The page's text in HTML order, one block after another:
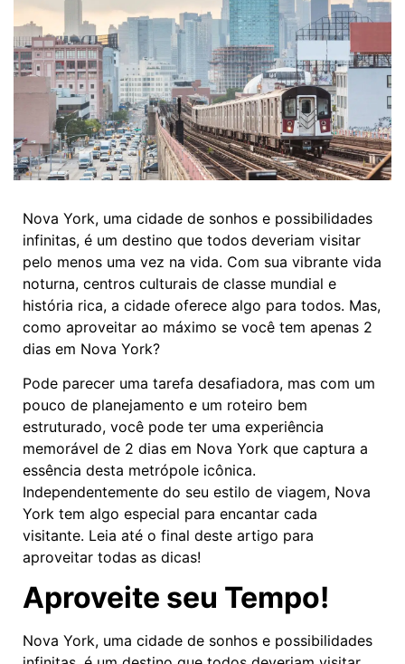
Nova York, uma cidade de sonhos e possibilidades
infinitas, é um destino que todos deveriam visitar
pelo menos uma vez na vida. Com sua vibrante vida
noturna, centros culturais de classe mundial e
história rica, a cidade oferece algo para todos. Mas,
como aproveitar ao máximo se você tem apenas 2
dias em Nova York?
Pode parecer uma tarefa desafiadora, mas com um
pouco de planejamento e um roteiro bem
estruturado, você pode ter uma experiência
memorável de 2 dias em Nova York que captura a
essência desta metrópole icônica.
Independentemente do seu estilo de viagem, Nova
York tem algo especial para encantar cada
visitante. Leia até o final deste artigo para
aproveitar todas as dicas!
Aproveite seu Tempo!
Nova York, uma cidade de sonhos e possibilidades